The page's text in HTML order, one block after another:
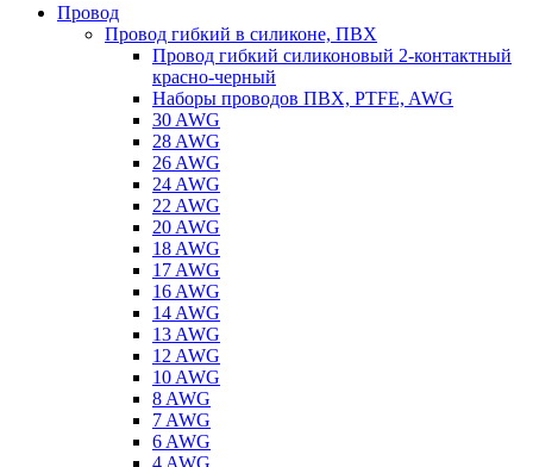
Провод
Провод гибкий в силиконе, ПВХ
Провод гибкий силиконовый 2-контактный
красно-черный
Наборы проводов ПВХ, PTFE, AWG
30 AWG
28 AWG
26 AWG
24 AWG
22 AWG
20 AWG
18 AWG
17 AWG
16 AWG
14 AWG
13 AWG
12 AWG
10 AWG
8 AWG
7 AWG
6 AWG
4 AWG